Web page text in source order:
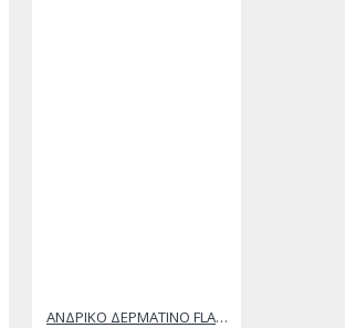
ΑΝΔΡΙΚΟ ΔΕΡΜΑΤΙΝΟ FLAT ΣΑΝΔΑΛΙ ΜΑΥΡΟ ΔΟΥΚΑΣ